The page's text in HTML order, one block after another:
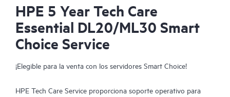
HPE 5 Year Tech Care
Essential DL20/ML30 Smart
Choice Service
¡Elegible para la venta con los servidores Smart Choice!
HPE Tech Care Service proporciona soporte operativo para